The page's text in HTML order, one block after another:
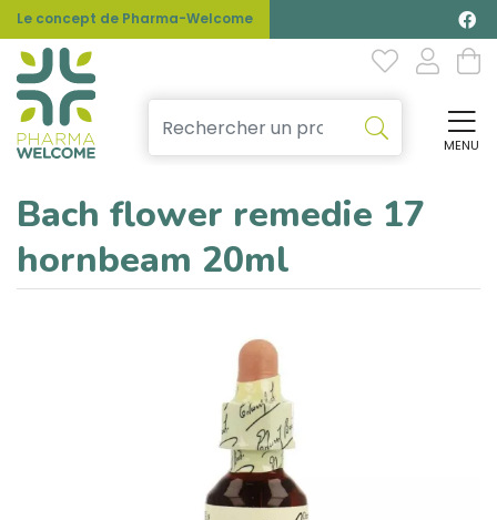
Le concept de Pharma-Welcome
MENU
Bach flower remedie 17
hornbeam 20ml